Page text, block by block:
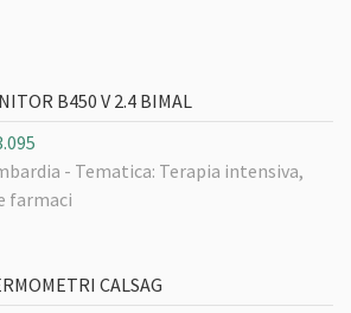
B450 V 2.4 BIMAL
- Tematica: Terapia intensiva,
farmaci
CALSAG